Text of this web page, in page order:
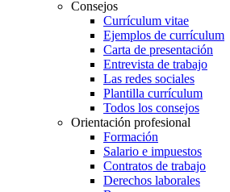
Consejos
Currículum vitae
Ejemplos de currículum
Carta de presentación
Entrevista de trabajo
Las redes sociales
Plantilla currículum
Todos los consejos
Orientación profesional
Formación
Salario e impuestos
Contratos de trabajo
Derechos laborales